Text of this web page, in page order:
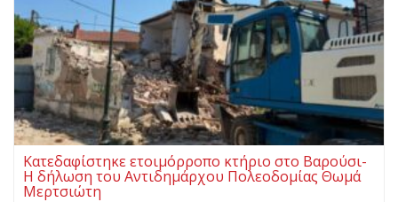
Κατεδαφίστηκε ετοιμόρροπο κτήριο στο Βαρούσι-
Η δήλωση του Αντιδημάρχου Πολεοδομίας Θωμά
Μερτσιώτη